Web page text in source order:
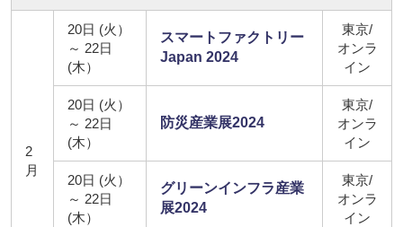
2
月
20日 (火）
～ 22日
(木）
スマートファクトリー
Japan 2024
東京/
オンラ
イン
20日 (火）
～ 22日
(木）
防災産業展2024
東京/
オンラ
イン
20日 (火）
～ 22日
(木）
グリーンインフラ産業
展2024
東京/
オンラ
イン